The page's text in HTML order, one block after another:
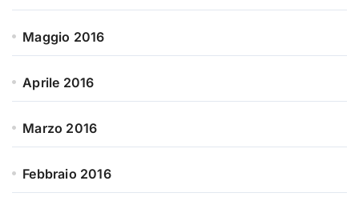
Maggio 2016
Aprile 2016
Marzo 2016
Febbraio 2016